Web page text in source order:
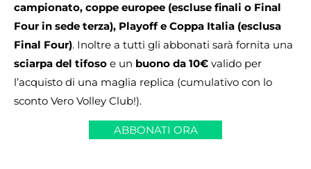
campionato, coppe europee (escluse finali o Final
Four in sede terza), Playoff e Coppa Italia (esclusa
Final Four). Inoltre a tutti gli abbonati sarà fornita una
sciarpa del tifoso e un buono da 10€ valido per
l’acquisto di una maglia replica (cumulativo con lo
sconto Vero Volley Club!).
ABBONATI ORA